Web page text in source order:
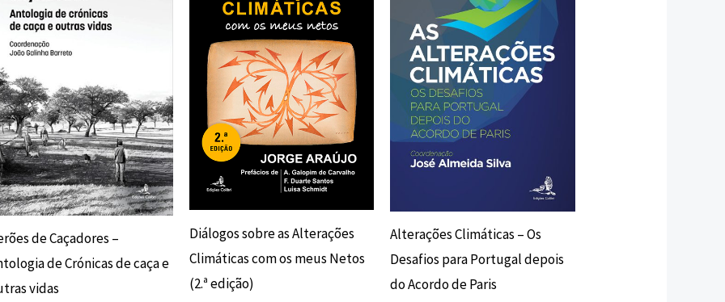
de Caçadores –
de Crónicas de caça e
vidas
20,00 €.18,00 €.
Diálogos sobre as Alterações
Climáticas com os meus Netos
(2.ª edição)
16,00 €.14,40 €.
Alterações Climáticas – Os
Desafios para Portugal depois
do Acordo de Paris
12,00 €.10,80 €.